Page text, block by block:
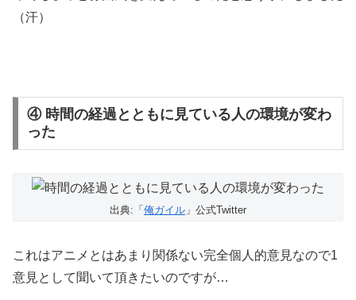
（汗）
④ 時間の経過とともに見ている人の環境が変わ
った
出典:「 俺ガイル 」公式Twitter
これはアニメとはあまり関係ない完全個人的意見なので1
意見として聞いて頂きたいのですが…